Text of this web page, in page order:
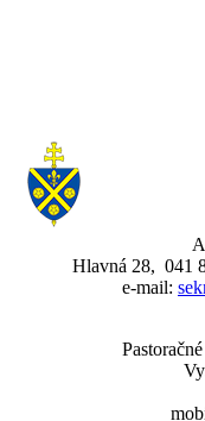
Hlavná 28, 041
e-mail: